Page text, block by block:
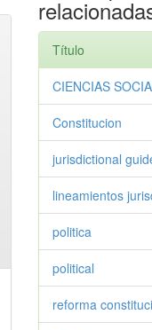
Título
CIENCIAS
Constitucion
jurisdictional
lineamientos
politica
political
reforma